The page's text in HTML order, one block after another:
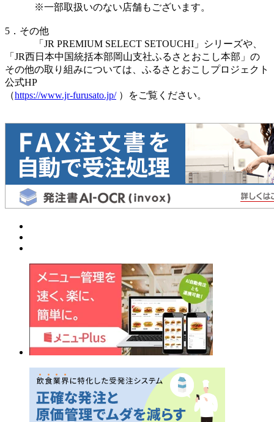
※一部取扱いのない店舗もございます。
5．その他
「JR PREMIUM SELECT SETOUCHI」シリーズや、
「JR西日本中国統括本部岡山支社ふるさとおこし本部」の
その他の取り組みについては、ふるさとおこしプロジェクト
公式HP
（https://www.jr-furusato.jp/）をご覧ください。